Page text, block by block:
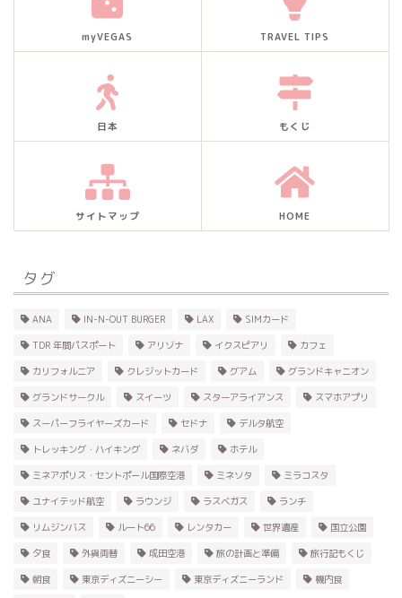
myVEGAS TRAVEL TIPS
日本 もくじ
サイトマップ HOME
タグ
ANA IN-N-OUT BURGER LAX SIMカード
TDR 年間パスポート アリゾナ イクスピアリ カフェ
カリフォルニア クレジットカード グアム グランドキャニオン
グランドサークル スイーツ スターアライアンス スマホアプリ
スーパーフライヤーズカード セドナ デルタ航空
トレッキング・ハイキング ネバダ ホテル
ミネアポリス・セントポール国際空港 ミネソタ ミラコスタ
ユナイテッド航空 ラウンジ ラスベガス ランチ
リムジンバス ルート66 レンタカー 世界遺産 国立公園
夕食 外貨両替 成田空港 旅の計画と準備 旅行記もくじ
朝食 東京ディズニーシー 東京ディズニーランド 機内食